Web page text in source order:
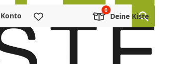
Konto Deine Kiste